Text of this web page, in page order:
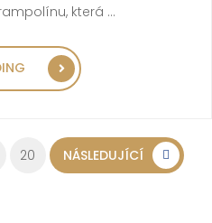
která …
„ZÁBAVA NA DLOUHÉ
příspěvků
20 NÁSLEDUJÍCÍ